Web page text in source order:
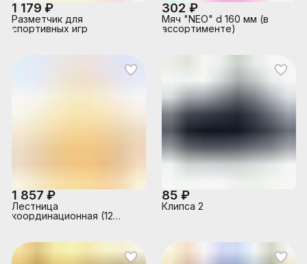
1 179 ₽
Разметчик для
спортивных игр
302 ₽
Мяч "NEO" d 160 мм (в
ассортименте)
1 857 ₽
Лестница
координационная (12
85 ₽
Клипса 2